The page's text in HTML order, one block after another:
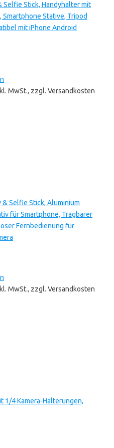
Selfie Stick, Handyhalter mit
Stative, Tripod
mit iPhone Android
MwSt., zzgl. Versandkosten
& Selfie Stick, Aluminium
für Smartphone, Tragbarer
Fernbedienung für
MwSt., zzgl. Versandkosten
1/4 Kamera-Halterungen,